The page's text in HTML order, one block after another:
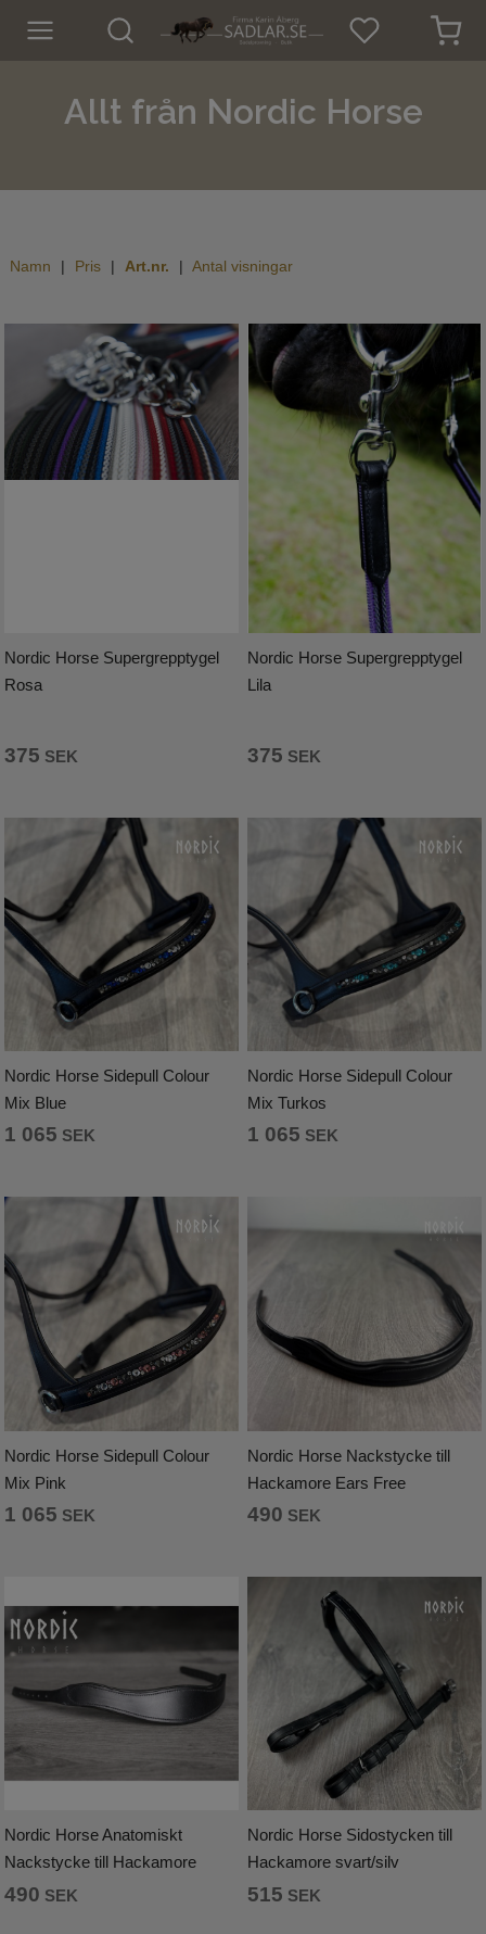
SOMMAR-REA!
Mode
Sadelprovning
Cavallo
Covalliero
Eques
Equestrian Stockholm
Equiline
Eskadron
Hilbar
Karlslund
Nordic Horse
Pikeur
Stierna
Uhip
OUTLET 50%-70%
Allt från Nordic Horse
Namn Pris Art.nr. Antal visningar
Nordic Horse Supergrepptygel
Rosa
375 SEK
Nordic Horse Supergrepptygel
Lila
375 SEK
Nordic Horse Sidepull Colour
Mix Blue
1 065 SEK
Nordic Horse Sidepull Colour
Mix Turkos
1 065 SEK
Nordic Horse Sidepull Colour
Mix Pink
1 065 SEK
Nordic Horse Nackstycke till
Hackamore Ears Free
490 SEK
Nordic Horse Anatomiskt
Nackstycke till Hackamore
490 SEK
Nordic Horse Sidostycken till
Hackamore svart/silv
515 SEK